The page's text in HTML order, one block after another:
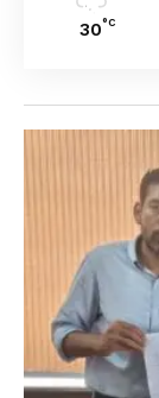
30°C